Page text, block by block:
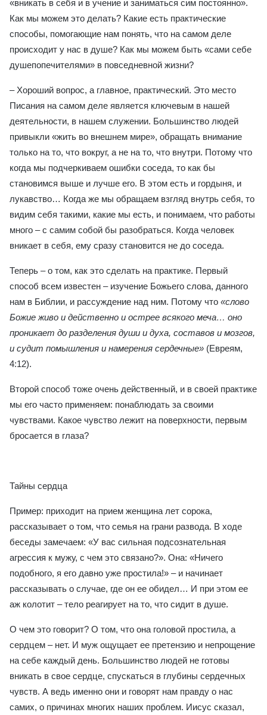
«вникать в себя и в учение и заниматься сим постоянно».
Как мы можем это делать? Какие есть практические
способы, помогающие нам понять, что на самом деле
происходит у нас в душе? Как мы можем быть «сами себе
душепопечителями» в повседневной жизни?
– Хороший вопрос, а главное, практический. Это место
Писания на самом деле является ключевым в нашей
деятельности, в нашем служении. Большинство людей
привыкли «жить во внешнем мире», обращать внимание
только на то, что вокруг, а не на то, что внутри. Потому что
когда мы подчеркиваем ошибки соседа, то как бы
становимся выше и лучше его. В этом есть и гордыня, и
лукавство… Когда же мы обращаем взгляд внутрь себя, то
видим себя такими, какие мы есть, и понимаем, что работы
много – с самим собой бы разобраться. Когда человек
вникает в себя, ему сразу становится не до соседа.
Теперь – о том, как это сделать на практике. Первый
способ всем известен – изучение Божьего слова, данного
нам в Библии, и рассуждение над ним. Потому что «слово
Божие живо и действенно и острее всякого меча… оно
проникает до разделения души и духа, составов и мозгов,
и судит помышления и намерения сердечные» (Евреям,
4:12).
Второй способ тоже очень действенный, и в своей практике
мы его часто применяем: понаблюдать за своими
чувствами. Какое чувство лежит на поверхности, первым
бросается в глаза?
Тайны сердца
Пример: приходит на прием женщина лет сорока,
рассказывает о том, что семья на грани развода. В ходе
беседы замечаем: «У вас сильная подсознательная
агрессия к мужу, с чем это связано?». Она: «Ничего
подобного, я его давно уже простила!» – и начинает
рассказывать о случае, где он ее обидел… И при этом ее
аж колотит – тело реагирует на то, что сидит в душе.
О чем это говорит? О том, что она головой простила, а
сердцем – нет. И муж ощущает ее претензию и непрощение
на себе каждый день. Большинство людей не готовы
вникать в свое сердце, спускаться в глубины сердечных
чувств. А ведь именно они и говорят нам правду о нас
самих, о причинах многих наших проблем. Иисус сказал,